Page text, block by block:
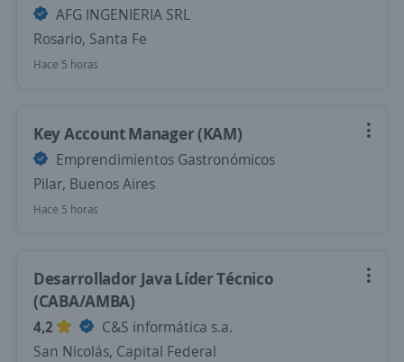
AFG INGENIERIA SRL
Rosario, Santa Fe
Hace 5 horas
Key Account Manager (KAM)
Emprendimientos Gastronómicos
Pilar, Buenos Aires
Hace 5 horas
Desarrollador Java Líder Técnico
(CABA/AMBA)
4,2
C&S informática s.a.
San Nicolás, Capital Federal